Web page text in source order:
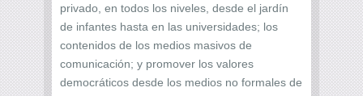
privado, en todos los niveles, desde el jardín
de infantes hasta en las universidades; los
contenidos de los medios masivos de
comunicación; y promover los valores
democráticos desde los medios no formales de